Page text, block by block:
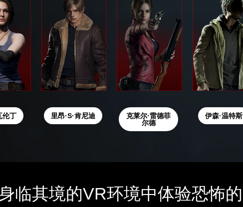
伦丁 里昂·S·肯尼迪
克莱尔·雷德菲
尔德
伊森·温特斯
临其境的VR环境中体验恐怖的